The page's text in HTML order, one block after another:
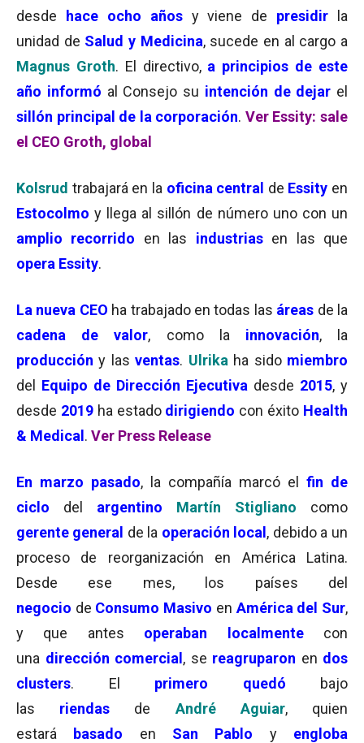
desde
hace ocho años y viene de presidir la
unidad de Salud y Medicina, sucede en al cargo a
Magnus Groth. El directivo, a principios de este
año informó al Consejo su intención de dejar el
sillón principal de la corporación. Ver Essity: sale
el CEO Groth, global
Kolsrud trabajará en la oficina central de Essity en
Estocolmo y llega al sillón de número uno con un
amplio recorrido en las industrias en las que
opera Essity.
La nueva CEO ha trabajado en todas las áreas de la
cadena de valor, como la innovación, la
producción y lasventas. Ulrika ha sido miembro
del Equipo de Dirección Ejecutiva desde 2015, y
desde 2019ha estado dirigiendo con éxito Health
& Medical . Ver Press Release
En marzo pasado, la compañía marcó el fin de
ciclo del argentino Martín Stigliano como
gerente general de la operación local , debido a un
proceso de reorganización en América Latina.
Desde ese mes, los países del
negocio de Consumo Masivo en América del Sur,
y que antes operaban localmente
con
una dirección comercial , se reagruparon en dos
clusters. El primero quedó
bajo
las riendas de André Aguiar, quien
estará
basado en San Pablo y engloba